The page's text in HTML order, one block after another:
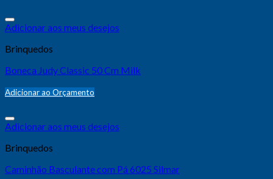
Adicionar aos meus desejos
Brinquedos
Boneca Judy Classic 50 Cm Milk
Adicionar ao Orçamento
Adicionar aos meus desejos
Brinquedos
Caminhão Basculante com Pá 6025 Silmar